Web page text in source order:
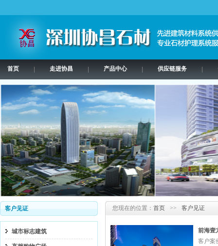
首页 走进协昌 产品中心 供应链服务
客户见证
城市标志建筑
您现在的位置： 首页 >> 客户见证
前海壹
客户案